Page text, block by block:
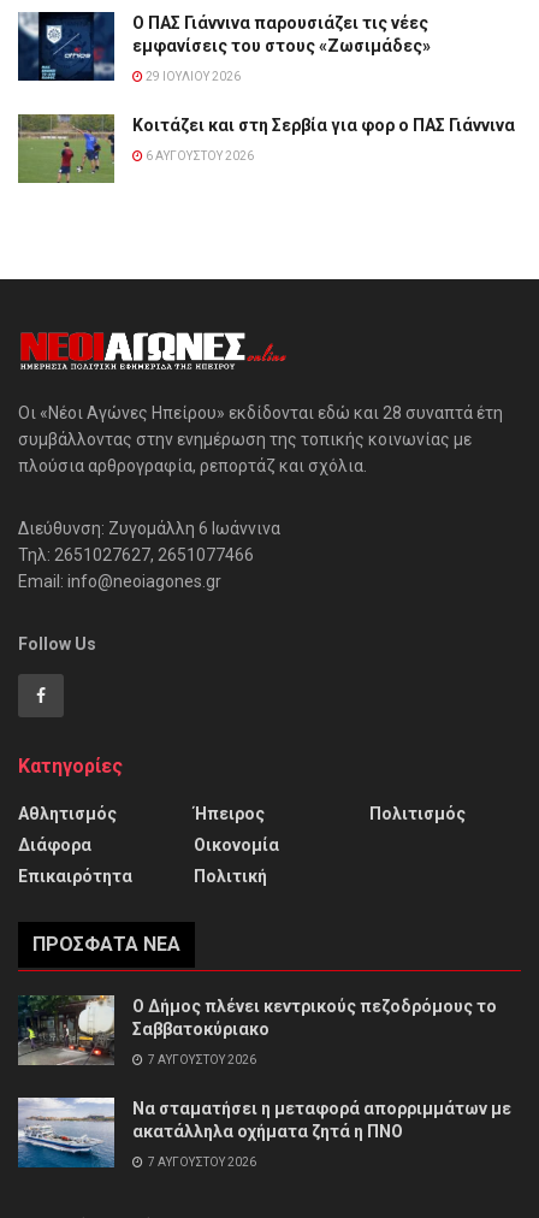
Ο ΠΑΣ Γιάννινα παρουσιάζει τις νέες
εμφανίσεις του στους «Ζωσιμάδες»
29 ΙΟΥΛΊΟΥ 2026
Κοιτάζει και στη Σερβία για φορ ο ΠΑΣ Γιάννινα
6 ΑΥΓΟΎΣΤΟΥ 2026
Οι «Νέοι Αγώνες Ηπείρου» εκδίδονται εδώ και 28 συναπτά έτη
συμβάλλοντας στην ενημέρωση της τοπικής κοινωνίας με
πλούσια αρθρογραφία, ρεπορτάζ και σχόλια.
Διεύθυνση: Ζυγομάλλη 6 Ιωάννινα
Τηλ: 2651027627, 2651077466
Email: info@neoiagones.gr
Follow Us
Κατηγορίες
Αθλητισμός
Διάφορα
Επικαιρότητα
Ήπειρος
Οικονομία
Πολιτική
Πολιτισμός
ΠΡΌΣΦΑΤΑ ΝΈΑ
Ο Δήμος πλένει κεντρικούς πεζοδρόμους το
Σαββατοκύριακο
7 ΑΥΓΟΎΣΤΟΥ 2026
Να σταματήσει η μεταφορά απορριμμάτων με
ακατάλληλα οχήματα ζητά η ΠΝΟ
7 ΑΥΓΟΎΣΤΟΥ 2026